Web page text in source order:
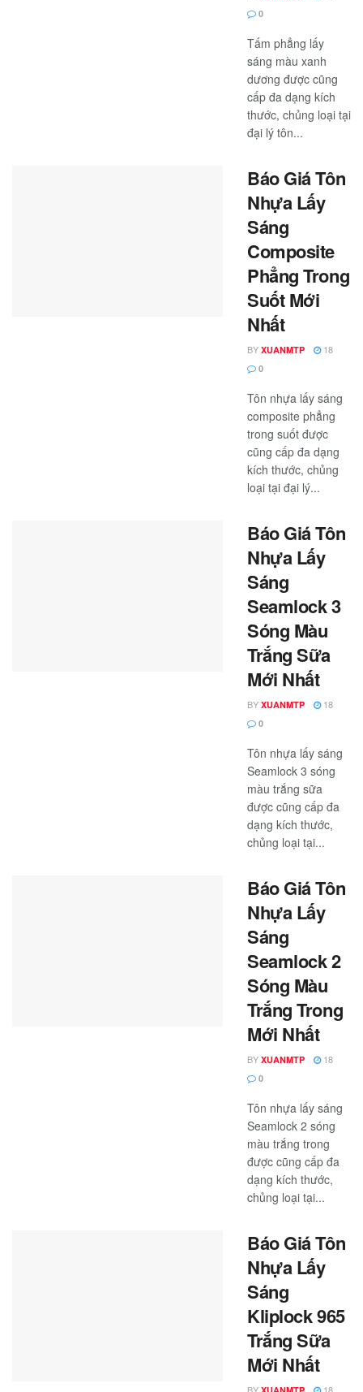
0
Tấm phẳng lấy
sáng màu xanh
dương được cũng
cấp đa dạng kích
thước, chủng loại tại
đại lý tôn...
Báo Giá Tôn
Nhựa Lấy
Sáng
Composite
Phẳng Trong
Suốt Mới
Nhất
BY XUANMTP 18
0
Tôn nhựa lấy sáng
composite phẳng
trong suốt được
cũng cấp đa dạng
kích thước, chủng
loại tại đại lý...
Báo Giá Tôn
Nhựa Lấy
Sáng
Seamlock 3
Sóng Màu
Trắng Sữa
Mới Nhất
BY XUANMTP 18
0
Tôn nhựa lấy sáng
Seamlock 3 sóng
màu trắng sữa
được cũng cấp đa
dạng kích thước,
chủng loại tại...
Báo Giá Tôn
Nhựa Lấy
Sáng
Seamlock 2
Sóng Màu
Trắng Trong
Mới Nhất
BY XUANMTP 18
0
Tôn nhựa lấy sáng
Seamlock 2 sóng
màu trắng trong
được cũng cấp đa
dạng kích thước,
chủng loại tại...
Báo Giá Tôn
Nhựa Lấy
Sáng
Kliplock 965
Trắng Sữa
Mới Nhất